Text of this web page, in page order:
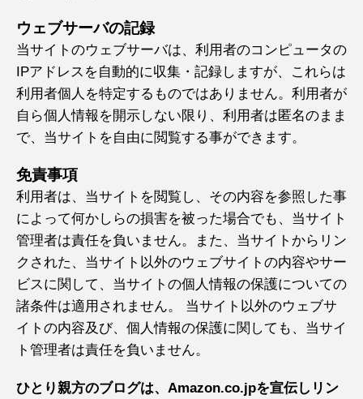
ウェブサーバの記録
当サイトのウェブサーバは、利用者のコンピュータの
IPアドレスを自動的に収集・記録しますが、これらは
利用者個人を特定するものではありません。利用者が
自ら個人情報を開示しない限り、利用者は匿名のまま
で、当サイトを自由に閲覧する事ができます。
免責事項
利用者は、当サイトを閲覧し、その内容を参照した事
によって何かしらの損害を被った場合でも、当サイト
管理者は責任を負いません。また、当サイトからリン
クされた、当サイト以外のウェブサイトの内容やサー
ビスに関して、当サイトの個人情報の保護についての
諸条件は適用されません。 当サイト以外のウェブサ
イトの内容及び、個人情報の保護に関しても、当サイ
ト管理者は責任を負いません。
ひとり親方のブログは、Amazon.co.jpを宣伝しリン